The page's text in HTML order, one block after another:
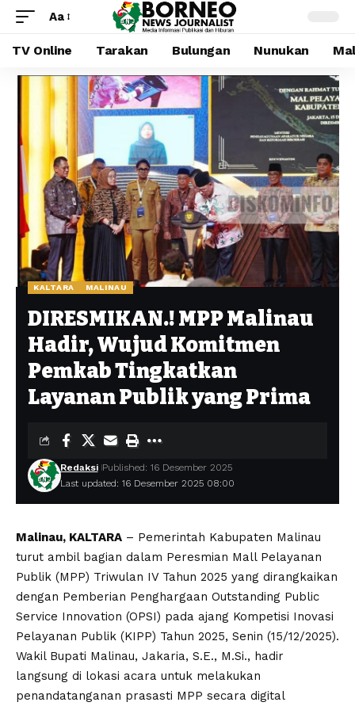
Aa
TV Online Tarakan Bulungan Nunukan
KALTARA MALINAU
DIRESMIKAN.! MPP Malinau
Hadir, Wujud Komitmen
Pemkab Tingkatkan
Layanan Publik yang Prima
Last updated: 16 Desember 2025 08:00
Redaksi Published: 16 Desember 2025
Malinau, KALTARA – Pemerintah Kabupaten Malinau
turut ambil bagian dalam Peresmian Mall Pelayanan
Publik (MPP) Triwulan IV Tahun 2025 yang dirangkaikan
dengan Pemberian Penghargaan Outstanding Public
Service Innovation (OPSI) pada ajang Kompetisi Inovasi
Pelayanan Publik (KIPP) Tahun 2025, Senin (15/12/2025).
Wakil Bupati Malinau, Jakaria, S.E., M.Si., hadir
langsung di lokasi acara untuk melakukan
penandatanganan prasasti MPP secara digital